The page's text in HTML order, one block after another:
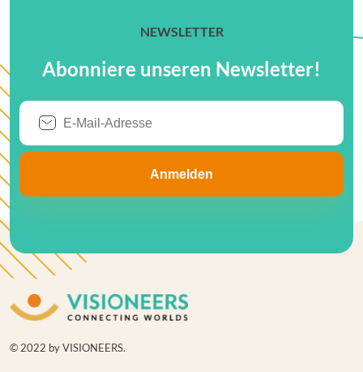
NEWSLETTER
Abonniere unseren Newsletter!
© 2022 by VISIONEERS.